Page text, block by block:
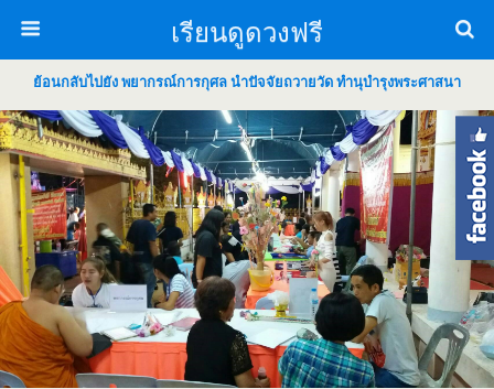
เรียนดูดวงฟรี
ย้อนกลับไปยัง พยากรณ์การกุศล นำปัจจัยถวายวัด ทำนุบำรุงพระศาสนา